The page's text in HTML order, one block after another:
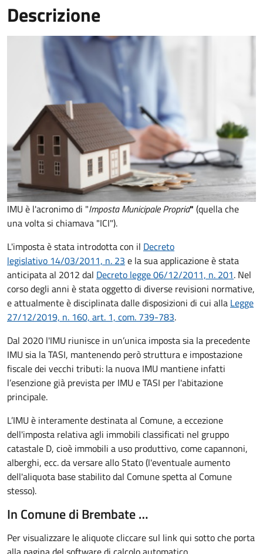
Descrizione
IMU è l'acronimo di "Imposta Municipale Propria" (quella che
una volta si chiamava "ICI").
L'imposta è stata introdotta con il Decreto
legislativo 14/03/2011, n. 23 e la sua applicazione è stata
anticipata al 2012 dal Decreto legge 06/12/2011, n. 201. Nel
corso degli anni è stata oggetto di diverse revisioni normative,
e attualmente è disciplinata dalle disposizioni di cui alla Legge
27/12/2019, n. 160, art. 1, com. 739-783.
Dal 2020 l'IMU riunisce in un’unica imposta sia la precedente
IMU sia la TASI, mantenendo però struttura e impostazione
fiscale dei vecchi tributi: la nuova IMU mantiene infatti
l’esenzione già prevista per IMU e TASI per l'abitazione
principale.
L’IMU è interamente destinata al Comune, a eccezione
dell'imposta relativa agli immobili classificati nel gruppo
catastale D, cioè immobili a uso produttivo, come capannoni,
alberghi, ecc. da versare allo Stato (l'eventuale aumento
dell'aliquota base stabilito dal Comune spetta al Comune
stesso).
In Comune di Brembate …
Per visualizzare le aliquote cliccare sul link qui sotto che porta